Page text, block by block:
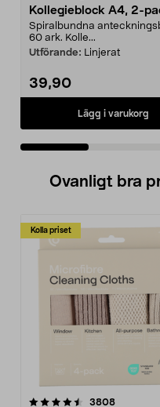
Kollegieblock A4, 2-
Spiralbundna
60 ark. Kolle...
Utförande: Linjerat
39,90
Lägg i varukorg
Ovanligt bra
Kolla priset
3808
4.0av 5 stjärnor